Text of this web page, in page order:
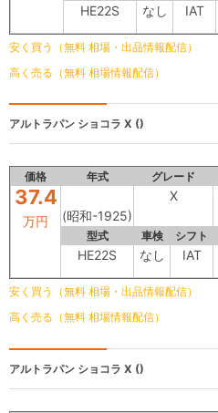
HE22S なし IAT
安く買う（無料 相場・出品情報配信）
高く売る（無料 相場情報配信）
アルトラパン ショコラ X ()
価格 年式 グレード
37.4
万円 (昭和-1925)
X
型式 車検 シフト
HE22S なし IAT
安く買う（無料 相場・出品情報配信）
高く売る（無料 相場情報配信）
アルトラパン ショコラ X ()